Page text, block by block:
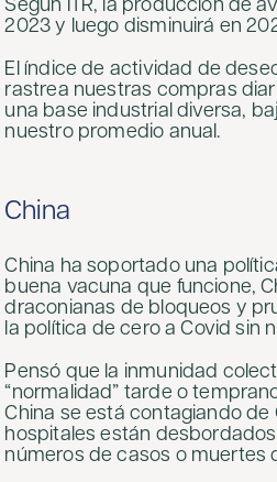
Según ITR, la producción de
2023 y luego disminuirá en
El índice de actividad de
rastrea nuestras compras
una base industrial diversa,
nuestro promedio anual.
China
China ha soportado una
buena vacuna que funcione,
draconianas de bloqueos y
la política de cero a Covid sin
Pensó que la inmunidad
“normalidad” tarde o
China se está contagiando
hospitales están
números de casos o muertes